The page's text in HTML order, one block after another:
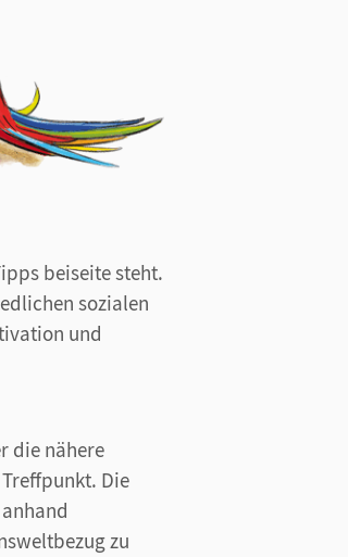
beiseite steht.
sozialen
und
die nähere
Die
zu